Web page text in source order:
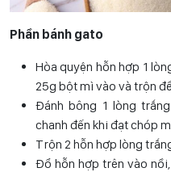
Phần bánh gato
Hòa quyện hỗn hợp 1
25g bột mì vào và trộn
Đánh bông 1 lòng
chanh đến khi đạt chóp
Trộn 2 hỗn hợp lòng
Đổ hỗn hợp trên vào